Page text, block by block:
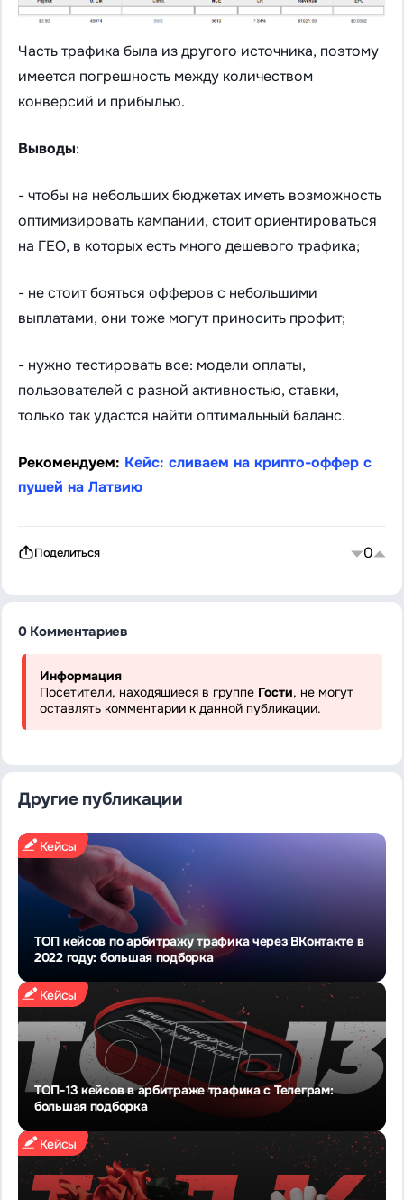
Часть трафика была из другого источника, поэтому
имеется погрешность между количеством
конверсий и прибылью.
Выводы:
- чтобы на небольших бюджетах иметь возможность
оптимизировать кампании, стоит ориентироваться
на ГЕО, в которых есть много дешевого трафика;
- не стоит бояться офферов с небольшими
выплатами, они тоже могут приносить профит;
- нужно тестировать все: модели оплаты,
пользователей с разной активностью, ставки,
только так удастся найти оптимальный баланс.
Рекомендуем: Кейс: сливаем на крипто-оффер с
пушей на Латвию
Поделиться 0
0 Комментариев
Информация
Посетители, находящиеся в группе Гости, не могут
оставлять комментарии к данной публикации.
Другие публикации
Кейсы
ТОП кейсов по арбитражу трафика через ВКонтакте в
2022 году: большая подборка
Кейсы
ТОП-13 кейсов в арбитраже трафика с Телеграм:
большая подборка
Кейсы